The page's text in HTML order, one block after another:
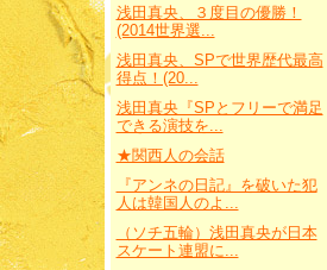
浅田真央、３度目の優勝！
(2014世界選...
浅田真央、SPで世界歴代最高
得点！(20...
浅田真央『SPとフリーで満足
できる演技を...
★関西人の会話
『アンネの日記』を破いた犯
人は韓国人のよ...
（ソチ五輪）浅田真央が日本
スケート連盟に...